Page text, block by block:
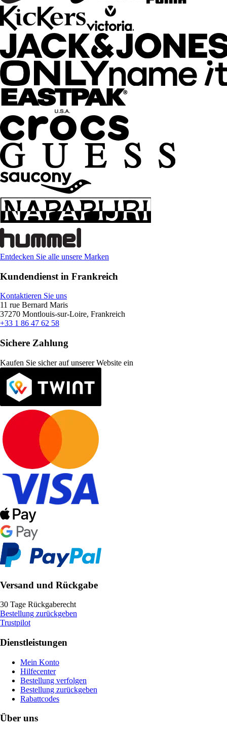
Entdecken Sie alle unsere Marken
Kundendienst in Frankreich
Kontaktieren Sie uns
11 rue Bernard Maris
37270 Montlouis-sur-Loire, Frankreich
+33 1 86 47 62 58
Sichere Zahlung
Kaufen Sie sicher auf unserer Website ein
Versand und Rückgabe
30 Tage Rückgaberecht
Bestellung zurückgeben
Trustpilot
Dienstleistungen
Mein Konto
Hilfecenter
Bestellung verfolgen
Bestellung zurückgeben
Rabattcodes
Über uns